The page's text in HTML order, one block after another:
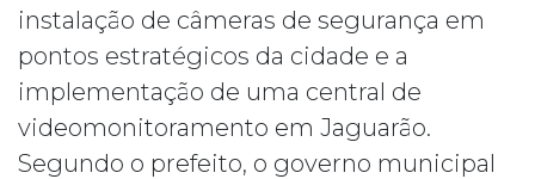
instalação de câmeras de segurança em
pontos estratégicos da cidade e a
implementação de uma central de
videomonitoramento em Jaguarão.
Segundo o prefeito, o governo municipal